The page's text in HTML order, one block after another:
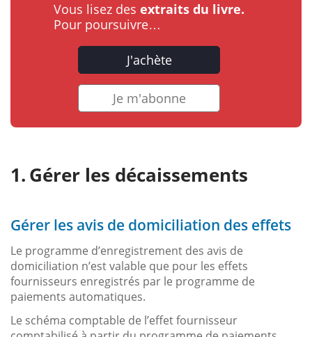
Vous lisez des extraits du livre.
Pour poursuivre…
J'achète
Je m'abonne
Gérer les décaissements
Gérer les avis de domiciliation des effets
Le programme d’enregistrement des avis de
domiciliation n’est valable que pour les effets
fournisseurs enregistrés par le programme de
paiements automatiques.
Le schéma comptable de l’effet fournisseur